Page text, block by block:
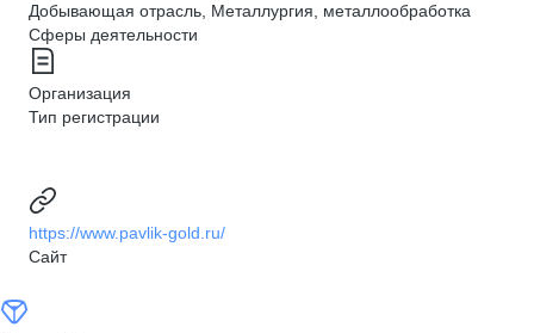
Добывающая отрасль, Металлургия, металлообработка
Сферы деятельности
Организация
Тип регистрации
https://www.pavlik-gold.ru/
Сайт